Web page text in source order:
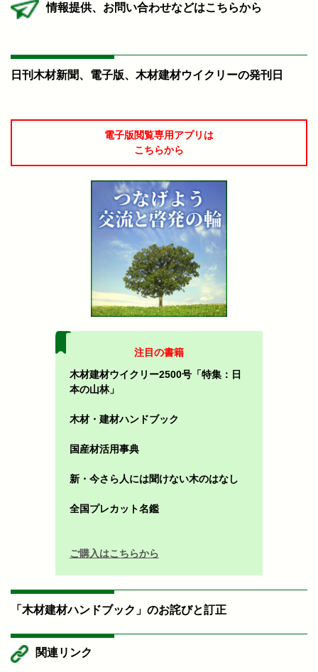
情報提供、お問い合わせなどはこちらから
日刊木材新聞、電子版、木材建材ウイクリーの発刊日
電子版閲覧専用アプリは
こちらから
注目の書籍
木材建材ウイクリー2500号「特集：日
本の山林」
木材・建材ハンドブック
国産材活用事典
新・今さら人には聞けない木のはなし
全国プレカット名鑑
ご購入はこちらから
「木材建材ハンドブック」のお詫びと訂正
関連リンク